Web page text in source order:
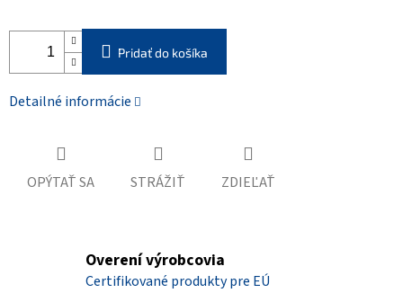
Pridať do košíka
Detailné informácie
OPÝTAŤ SA STRÁŽIŤ ZDIEĽAŤ
Overení výrobcovia
Certifikované produkty pre EÚ